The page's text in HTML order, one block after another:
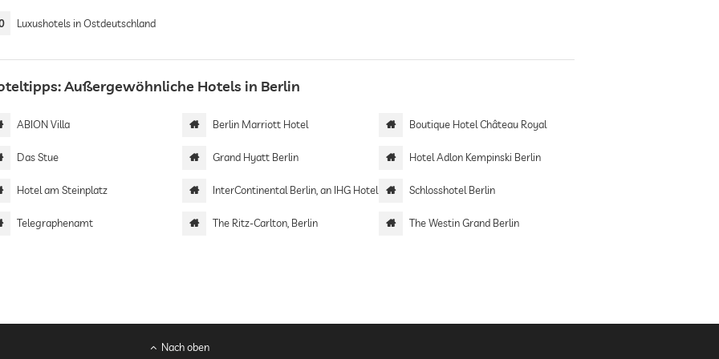
Luxushotels in Ostdeutschland
Außergewöhnliche Hotels in Berlin
ABION Villa Berlin Marriott Hotel Boutique Hotel Château Royal
Das Stue Grand Hyatt Berlin Hotel Adlon Kempinski Berlin
Hotel am Steinplatz InterContinental Berlin, an IHG Hotel Schlosshotel Berlin
Telegraphenamt The Ritz-Carlton, Berlin The Westin Grand Berlin
Nach oben